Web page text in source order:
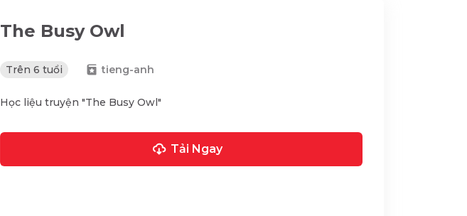
The Busy Owl
Trên 6 tuổi tieng-anh
Học liệu truyện "The Busy Owl"
Tải Ngay